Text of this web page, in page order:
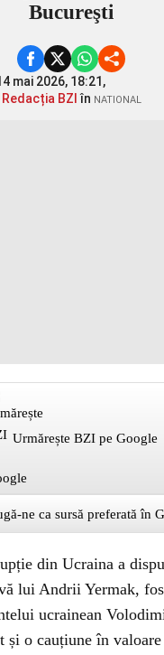
Bucureşti
mai 2026, 18:21,
Redacția BZI în NATIONAL
Urmărește BZI pe Google
ne ca sursă preferată în
din Ucraina a
lui Andrii Yermak,
ucrainean
și o cauțiune în valoare